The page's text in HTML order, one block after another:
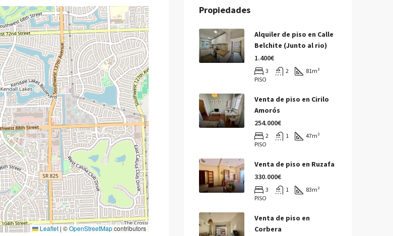
Leaflet | ©OpenStreetMapcontributors
Propiedades
Alquiler de piso en Calle
Belchite (Junto al rio)
1.400€
3 2 81m²
PISO
Venta de piso en Cirilo
Amorós
254.000€
2 1 47m²
PISO
Venta de piso en Ruzafa
330.000€
3 1 83m²
PISO
Venta de piso en
Corbera